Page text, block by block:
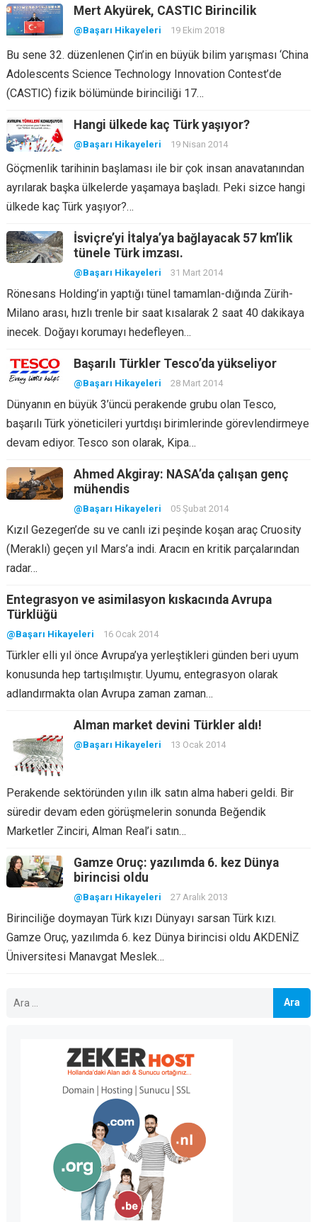
Mert Akyürek, CASTIC Birincilik
@Başarı Hikayeleri 19 Ekim 2018
Bu sene 32. düzenlenen Çin’in en büyük bilim yarışması ‘China
Adolescents Science Technology Innovation Contest’de
(CASTIC) fizik bölümünde birinciliği 17…
Hangi ülkede kaç Türk yaşıyor?
@Başarı Hikayeleri 19 Nisan 2014
Göçmenlik tarihinin başlaması ile bir çok insan anavatanından
ayrılarak başka ülkelerde yaşamaya başladı. Peki sizce hangi
ülkede kaç Türk yaşıyor?…
İsviçre’yi İtalya’ya bağlayacak 57 km’lik
tünele Türk imzası.
@Başarı Hikayeleri 31 Mart 2014
Rönesans Holding’in yaptığı tünel tamamlan-dığında Zürih-
Milano arası, hızlı trenle bir saat kısalarak 2 saat 40 dakikaya
inecek. Doğayı korumayı hedefleyen…
Başarılı Türkler Tesco’da yükseliyor
@Başarı Hikayeleri 28 Mart 2014
Dünyanın en büyük 3’üncü perakende grubu olan Tesco,
başarılı Türk yöneticileri yurtdışı birimlerinde görevlendirmeye
devam ediyor. Tesco son olarak, Kipa…
Ahmed Akgiray: NASA’da çalışan genç
mühendis
@Başarı Hikayeleri 05 Şubat 2014
Kızıl Gezegen’de su ve canlı izi peşinde koşan araç Cruosity
(Meraklı) geçen yıl Mars’a indi. Aracın en kritik parçalarından
radar…
Entegrasyon ve asimilasyon kıskacında Avrupa
Türklüğü
@Başarı Hikayeleri 16 Ocak 2014
Türkler elli yıl önce Avrupa’ya yerleştikleri günden beri uyum
konusunda hep tartışılmıştır. Uyumu, entegrasyon olarak
adlandırmakta olan Avrupa zaman zaman…
Alman market devini Türkler aldı!
@Başarı Hikayeleri 13 Ocak 2014
Perakende sektöründen yılın ilk satın alma haberi geldi. Bir
süredir devam eden görüşmelerin sonunda Beğendik
Marketler Zinciri, Alman Real’i satın…
Gamze Oruç: yazılımda 6. kez Dünya
birincisi oldu
@Başarı Hikayeleri 27 Aralık 2013
Birinciliğe doymayan Türk kızı Dünyayı sarsan Türk kızı.
Gamze Oruç, yazılımda 6. kez Dünya birincisi oldu AKDENİZ
Üniversitesi Manavgat Meslek…